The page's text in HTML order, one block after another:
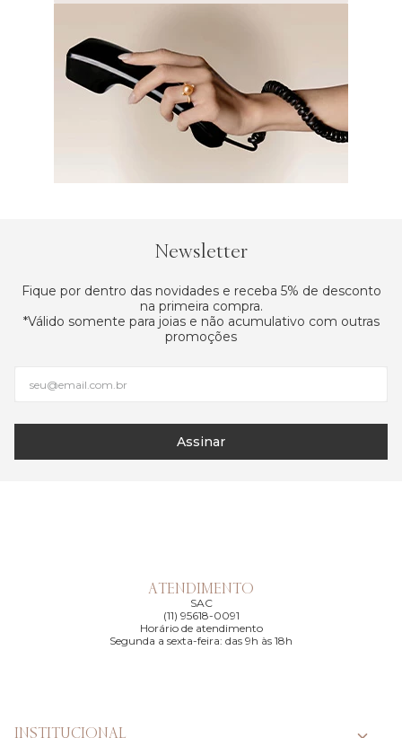
Newsletter
Fique por dentro das novidades e receba 5% de desconto
na primeira compra.
*Válido somente para joias e não acumulativo com outras
promoções
Assinar
ATENDIMENTO
SAC
(11) 95618-0091
Horário de atendimento
Segunda a sexta-feira: das 9h às 18h
INSTITUCIONAL